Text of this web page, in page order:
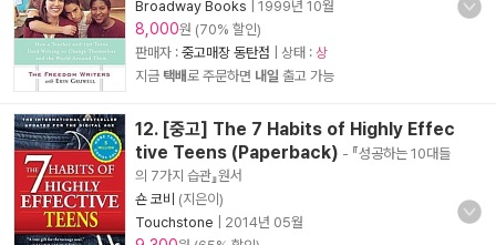
Broadway Books
1999년 10월
8,000원 (70% 할인)
판매자 : 중고매장 동탄점 | 상태 : 상
지금 택배로 주문하면 내일 출고 가능
12. [중고] The 7 Habits of Highly Effec
tive Teens (Paperback) - 『성공하는 10대들
의 7가지 습관』원서
숀 코비 (지은이)
Touchstone
2014년 05월